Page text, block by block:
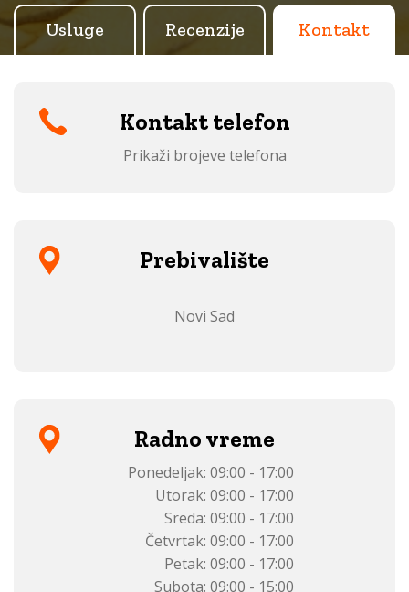
Usluge Recenzije Kontakt
Kontakt telefon
Prikaži brojeve telefona
Prebivalište
Novi Sad
Radno vreme
Ponedeljak: 09:00 - 17:00
Utorak: 09:00 - 17:00
Sreda: 09:00 - 17:00
Četvrtak: 09:00 - 17:00
Petak: 09:00 - 17:00
Subota: 09:00 - 15:00